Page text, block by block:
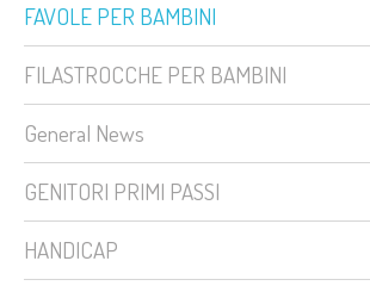
FAVOLE PER BAMBINI
FILASTROCCHE PER BAMBINI
General News
GENITORI PRIMI PASSI
HANDICAP